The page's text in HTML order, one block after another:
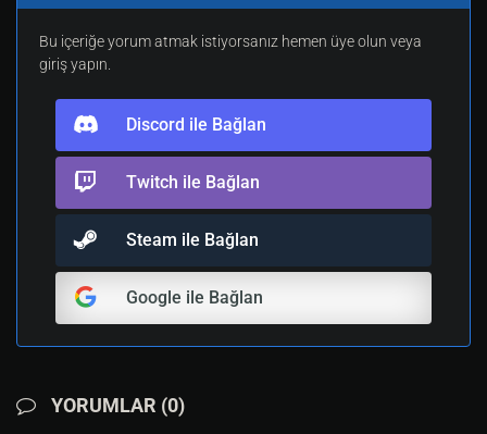
Bu içeriğe yorum atmak istiyorsanız hemen üye olun veya
giriş yapın.
Discord ile Bağlan
Twitch ile Bağlan
Steam ile Bağlan
Google ile Bağlan
YORUMLAR (0)